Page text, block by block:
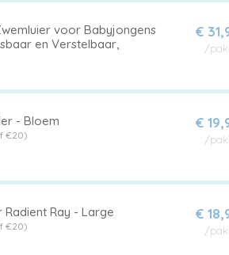
voor Babyjongens
en Verstelbaar,
€
/
- Bloem
€20)
€
/
Ray - Large
€20)
€
/